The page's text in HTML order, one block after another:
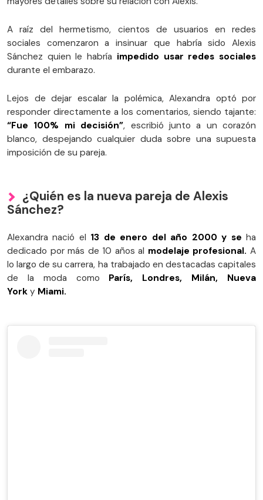
A raíz del hermetismo, cientos de usuarios en redes
sociales comenzaron a insinuar que habría sido Alexis
Sánchez quien le habría impedido usar redes sociales
durante el embarazo.
Lejos de dejar escalar la polémica, Alexandra optó por
responder directamente a los comentarios, siendo tajante:
“Fue 100% mi decisión”, escribió junto a un corazón
blanco, despejando cualquier duda sobre una supuesta
imposición de su pareja.
¿Quién es la nueva pareja de Alexis
Sánchez?
Alexandra nació el 13 de enero del año 2000 y seha
dedicado por más de 10 años al modelaje profesional. A
lo largo de su carrera, ha trabajado en destacadas capitales
de la moda como París, Londres, Milán, Nueva
York y Miami.